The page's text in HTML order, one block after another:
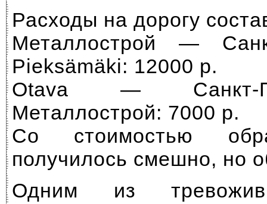
Расходы на дорогу
Металлострой —
Pieksämäki: 12000 р.
Otava — Санкт-
Металлострой: 7000 р.
Со стоимостью
получилось смешно, но
Одним из